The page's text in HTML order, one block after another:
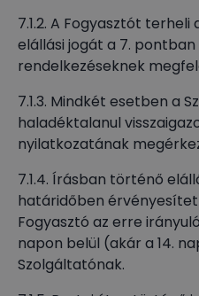
7.1.2. A Fogyasztót
elállási jogát a 7.
rendelkezéseknek
7.1.3. Mindkét esetben a
haladéktalanul
nyilatkozatának
7.1.4. Írásban történő
határidőben
Fogyasztó az erre
napon belül (akár a 14.
Szolgáltatónak.